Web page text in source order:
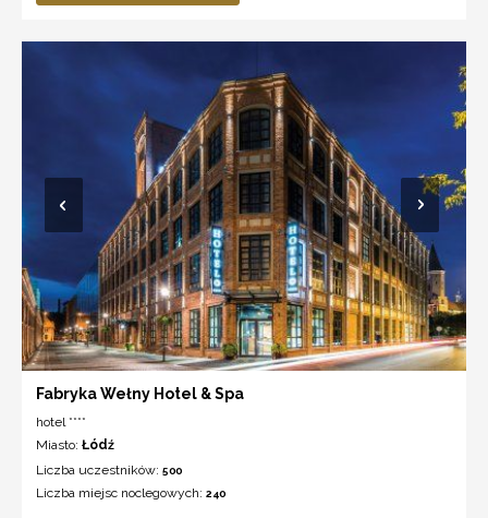
Fabryka Wełny Hotel & Spa
hotel ****
Miasto: Łódź
Liczba uczestników: 500
Liczba miejsc noclegowych: 240